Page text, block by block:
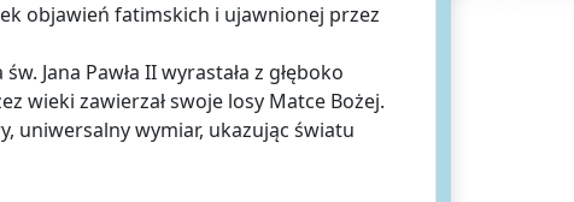
objawień fatimskich i ujawnionej przez
Jana Pawła II wyrastała z głęboko
wieki zawierzał swoje losy Matce Bożej.
uniwersalny wymiar, ukazując światu